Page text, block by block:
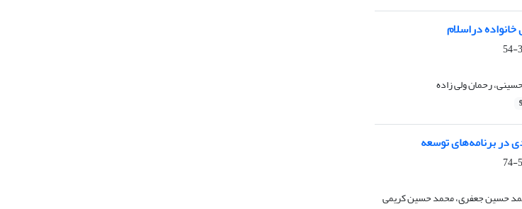
دراسلام
رحمان ولی زاده
در برنامه‌های توسعه
حسین جعفری، محمد حسین کریمی